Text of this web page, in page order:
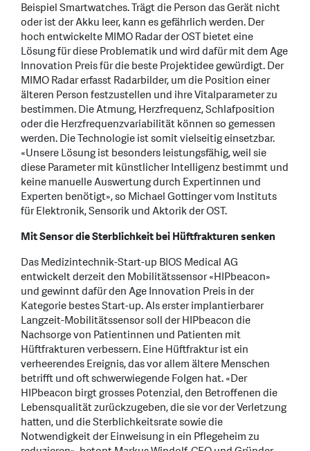
Beispiel Smartwatches. Trägt die Person das Gerät nicht
oder ist der Akku leer, kann es gefährlich werden. Der
hoch entwickelte MIMO Radar der OST bietet eine
Lösung für diese Problematik und wird dafür mit dem Age
Innovation Preis für die beste Projektidee gewürdigt. Der
MIMO Radar erfasst Radarbilder, um die Position einer
älteren Person festzustellen und ihre Vitalparameter zu
bestimmen. Die Atmung, Herzfrequenz, Schlafposition
oder die Herzfrequenzvariabilität können so gemessen
werden. Die Technologie ist somit vielseitig einsetzbar.
«Unsere Lösung ist besonders leistungsfähig, weil sie
diese Parameter mit künstlicher Intelligenz bestimmt und
keine manuelle Auswertung durch Expertinnen und
Experten benötigt», so Michael Gottinger vom Instituts
für Elektronik, Sensorik und Aktorik der OST.
Mit Sensor die Sterblichkeit bei Hüftfrakturen senken
Das Medizintechnik-Start-up BIOS Medical AG
entwickelt derzeit den Mobilitätssensor «HIPbeacon»
und gewinnt dafür den Age Innovation Preis in der
Kategorie bestes Start-up. Als erster implantierbarer
Langzeit-Mobilitätssensor soll der HIPbeacon die
Nachsorge von Patientinnen und Patienten mit
Hüftfrakturen verbessern. Eine Hüftfraktur ist ein
verheerendes Ereignis, das vor allem ältere Menschen
betrifft und oft schwerwiegende Folgen hat. «Der
HIPbeacon birgt grosses Potenzial, den Betroffenen die
Lebensqualität zurückzugeben, die sie vor der Verletzung
hatten, und die Sterblichkeitsrate sowie die
Notwendigkeit der Einweisung in ein Pflegeheim zu